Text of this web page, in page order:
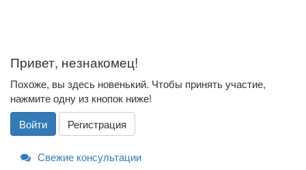
Привет, незнакомец!
Похоже, вы здесь новенький. Чтобы принять участие,
нажмите одну из кнопок ниже!
Войти
Регистрация
Свежие консультации